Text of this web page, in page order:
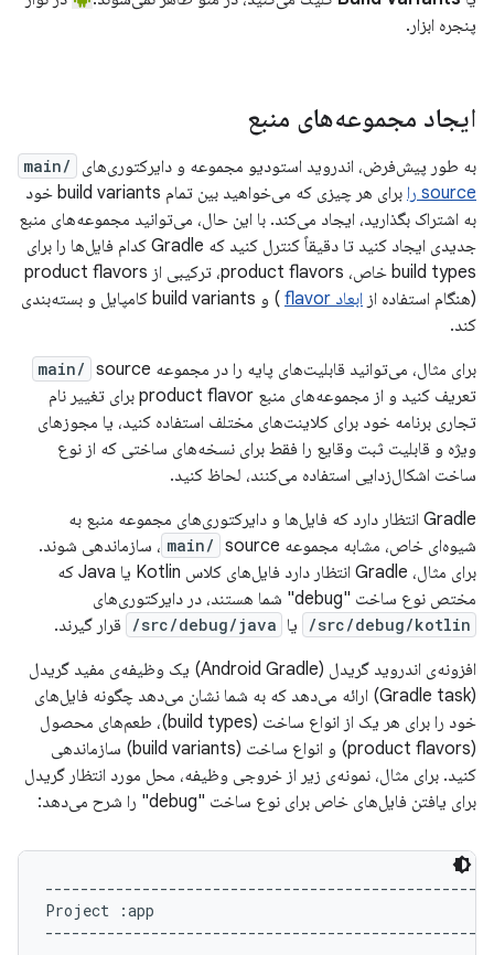
پنجره ابزار.
ایجاد مجموعه‌های منبع
به طور پیش‌فرض، اندروید استودیو مجموعه و دایرکتوری‌های main/
source را
برای هر چیزی که می‌خواهید بین تمام build variants خود
به اشتراک بگذارید، ایجاد می‌کند. با این حال، می‌توانید مجموعه‌های منبع
جدیدی ایجاد کنید تا دقیقاً کنترل کنید که Gradle کدام فایل‌ها را برای
build types خاص، product flavors، ترکیبی از product flavors
(هنگام استفاده از ابعاد flavor
) و build variants کامپایل و بسته‌بندی
کند.
برای مثال، می‌توانید قابلیت‌های پایه را در مجموعه
main/ source
تعریف کنید و از مجموعه‌های منبع product flavor برای تغییر نام
تجاری برنامه خود برای کلاینت‌های مختلف استفاده کنید، یا مجوزهای
ویژه و قابلیت ثبت وقایع را فقط برای نسخه‌های ساختی که از نوع
ساخت اشکال‌زدایی استفاده می‌کنند، لحاظ کنید.
Gradle انتظار دارد که فایل‌ها و دایرکتوری‌های مجموعه منبع به
شیوه‌ای خاص، مشابه مجموعه
main/ source، سازماندهی شوند.
برای مثال، Gradle انتظار دارد فایل‌های کلاس Kotlin یا Java که
مختص نوع ساخت "debug" شما هستند، در دایرکتوری‌های
src/debug/kotlin/ یا src/debug/java/
قرار گیرند.
افزونه‌ی اندروید گریدل (Android Gradle) یک وظیفه‌ی مفید گریدل
(Gradle task) ارائه می‌دهد که به شما نشان می‌دهد چگونه فایل‌های
خود را برای هر یک از انواع ساخت (build types)، طعم‌های محصول
(product flavors) و انواع ساخت (build variants) سازماندهی
کنید. برای مثال، نمونه‌ی زیر از خروجی وظیفه، محل مورد انتظار گریدل
برای یافتن فایل‌های خاص برای نوع ساخت "debug" را شرح می‌دهد:
Project :app